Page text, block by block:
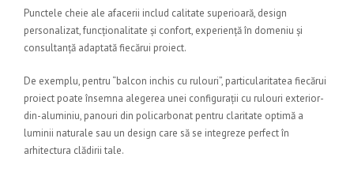
Punctele cheie ale afacerii includ calitate superioară, design
personalizat, funcționalitate și confort, experiență în domeniu și
consultanță adaptată fiecărui proiect.
De exemplu, pentru “balcon inchis cu rulouri”, particularitatea fiecărui
proiect poate însemna alegerea unei configurații cu rulouri exterior-
din-aluminiu, panouri din policarbonat pentru claritate optimă a
luminii naturale sau un design care să se integreze perfect în
arhitectura clădirii tale.